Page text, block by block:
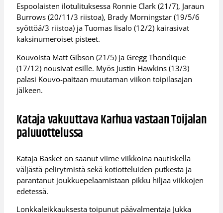
Espoolaisten ilotulituksessa Ronnie Clark (21/7), Jaraun
Burrows (20/11/3 riistoa), Brady Morningstar (19/5/6
syöttöä/3 riistoa) ja Tuomas Iisalo (12/2) kairasivat
kaksinumeroiset pisteet.
Kouvoista Matt Gibson (21/5) ja Gregg Thondique
(17/12) nousivat esille. Myös Justin Hawkins (13/3)
palasi Kouvo-paitaan muutaman viikon toipilasajan
jälkeen.
Kataja vakuuttava Karhua vastaan Toijalan
paluuottelussa
Kataja Basket on saanut viime viikkoina nautiskella
väljästä pelirytmistä sekä kotiotteluiden putkesta ja
parantanut joukkuepelaamistaan pikku hiljaa viikkojen
edetessä.
Lonkkaleikkauksesta toipunut päävalmentaja Jukka